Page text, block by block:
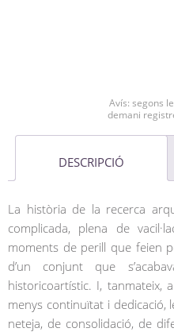
Avís: segons
demani
DESCRIPCIÓ
La història de la recerca
complicada, plena de
moments de perill que feien
d’un conjunt que
historicoartístic. I,
menys continuïtat i dedicació,
neteja, de consolidació, de